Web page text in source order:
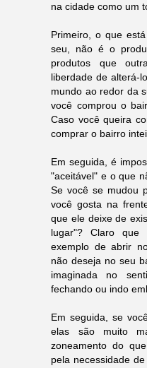
na cidade como um
Primeiro, o que
seu, não é o
produtos que
liberdade de alterá-
mundo ao redor da
você comprou o
Caso você queira
comprar o bairro
Em seguida, é
"aceitável" e o que
Se você se mudou
você gosta na
que ele deixe de
lugar"? Claro
exemplo de abrir
não deseja no seu
imaginada no
fechando ou indo
Em seguida, se
elas são muito
zoneamento do
pela necessidade